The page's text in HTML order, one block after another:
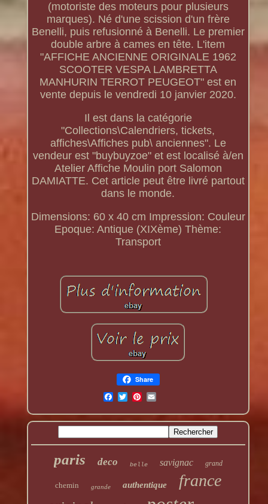
(motoriste des moteurs pour plusieurs
marques). Né d'une scission d'un frère
Benelli, puis refusionné à Benelli. Le premier
double arbre à cames en tête. L'item
"AFFICHE ANCIENNE ORIGINALE 1962
SCOOTER VESPA LAMBRETTA
MANHURIN TERROT PEUGEOT" est en
vente depuis le vendredi 10 janvier 2020.
Il est dans la catégorie
"Collections\Calendriers, tickets,
affiches\Affiches pub\ anciennes". Le
vendeur est "buybuyzoe" et est localisé à/en
Atelier Affiche Moulin port Salomon
DAMIATTE. Cet article peut être livré partout
dans le monde.
Dimensions: 60 x 40 cm Impression: Couleur
Epoque: Antique (XIXème) Thème:
Transport
Share
paris deco belle savignac grand
chemin grande authentique france